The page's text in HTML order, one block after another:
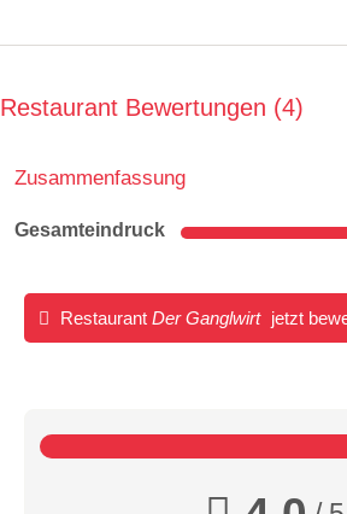
Restaurant Bewertungen 4
Zusammenfassung
Gesamteindruck
Restaurant Der Ganglwirt jetzt